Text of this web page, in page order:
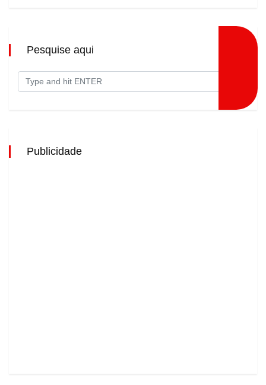
Pesquise aqui
Publicidade